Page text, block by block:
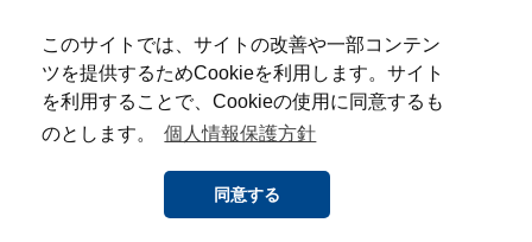
このサイトでは、サイトの改善や一部コンテン
ツを提供するためCookieを利用します。サイト
を利用することで、Cookieの使用に同意するも
のとします。
個人情報保護方針
同意する